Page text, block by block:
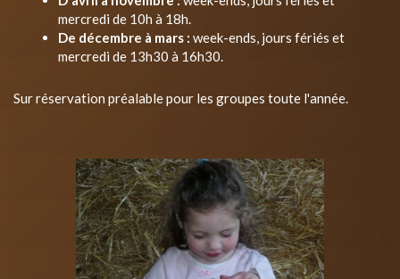
mercredi de 10h à 18h.
De décembre à mars : week-ends, jours fériés et
mercredi de 13h30 à 16h30.
Sur réservation préalable pour les groupes toute l'année.